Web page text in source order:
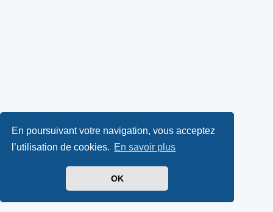
En poursuivant votre navigation, vous acceptez
l’utilisation de cookies. En savoir plus
OK